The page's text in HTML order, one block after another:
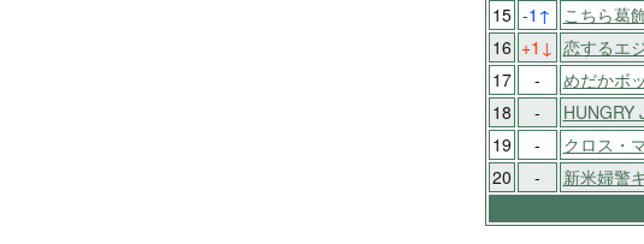
15 -1 ↑ こちら葛
16 +1 ↓ 恋するエ
17
- めだかボ
18
- HUNGRY
19
- クロス・
20
- 新米婦警